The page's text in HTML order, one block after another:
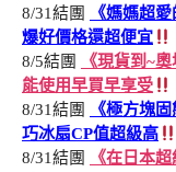
8/31結團
《媽媽超
爆好價格還超便宜
8/5結團
《現貨到~
能使用早買早享受
8/31結團
《極方塊
巧冰扇CP值超級高
8/31結團
《在日本